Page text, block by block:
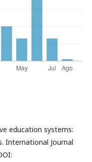
education systems:
International Journal